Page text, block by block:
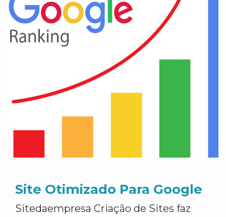
Site Otimizado Para Google
Sitedaempresa Criação de Sites faz